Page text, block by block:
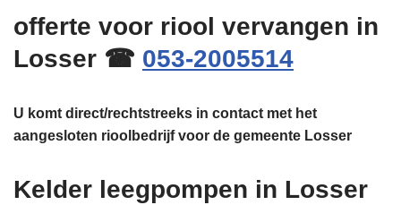
offerte voor riool vervangen in
Losser ☎ 053-2005514
U komt direct/rechtstreeks in contact met het
aangesloten rioolbedrijf voor de gemeente Losser
Kelder leegpompen in Losser